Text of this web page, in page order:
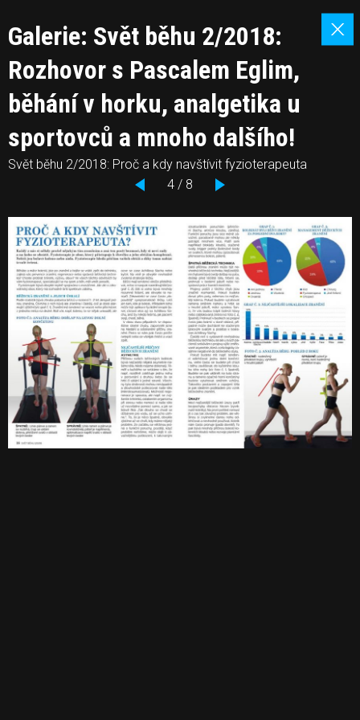
Galerie: Svět běhu 2/2018:
Rozhovor s Pascalem Eglim,
běhání v horku, analgetika u
sportovců a mnoho dalšího!
Svět běhu 2/2018: Proč a kdy navštívit fyzioterapeuta
4 / 8